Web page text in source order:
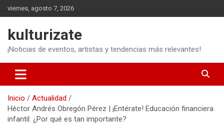
Saltar
al
viernes, agosto 7, 2026
kulturizate
¡Noticias de eventos, artistas y tendencias más relevantes!
Inicio
Actualidad
Héctor Andrés Obregón Pérez | ¡Entérate! Educación financiera
infantil: ¿Por qué es tan importante?